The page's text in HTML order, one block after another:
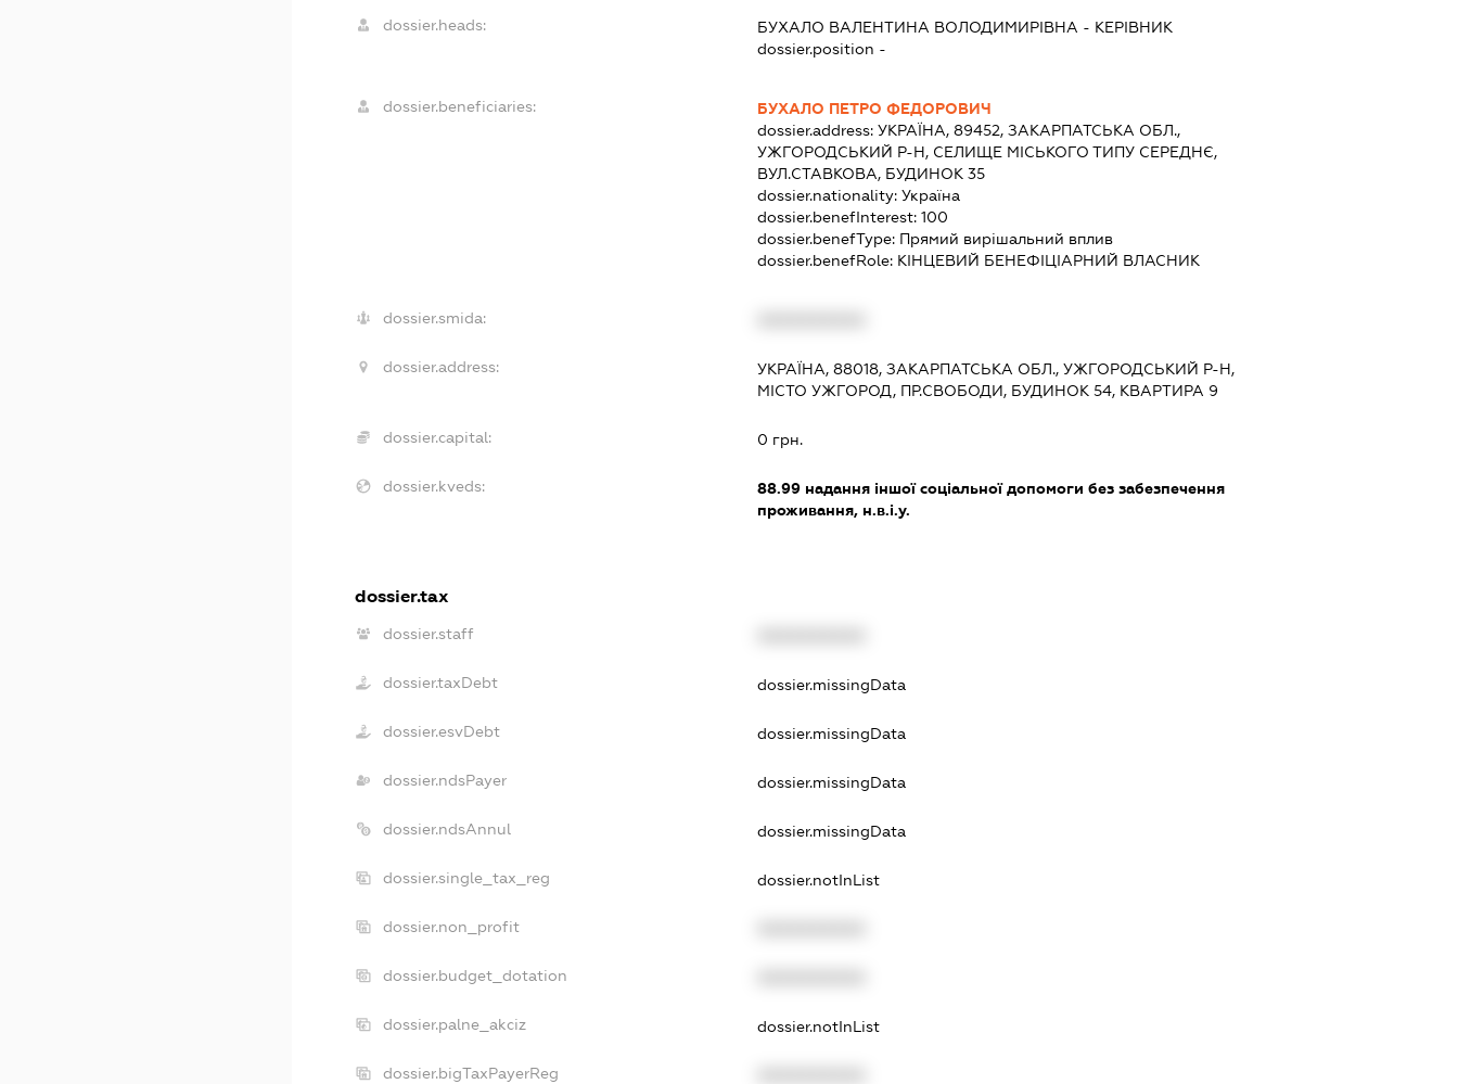
dossier.heads: БУХАЛО ВАЛЕНТИНА ВОЛОДИМИРІВНА - КЕРІВНИК
dossier.position -
dossier.beneficiaries:
БУХАЛО ПЕТРО ФЕДОРОВИЧ
dossier.address: УКРАЇНА, 89452, ЗАКАРПАТСЬКА ОБЛ.,
УЖГОРОДСЬКИЙ Р-Н, СЕЛИЩЕ МІСЬКОГО ТИПУ СЕРЕДНЄ,
ВУЛ.СТАВКОВА, БУДИНОК 35
dossier.nationality: Україна
dossier.benefInterest: 100
dossier.benefType: Прямий вирішальний вплив
dossier.benefRole: КІНЦЕВИЙ БЕНЕФІЦІАРНИЙ ВЛАСНИК
dossier.smida:
dossier.address:
УКРАЇНА, 88018, ЗАКАРПАТСЬКА ОБЛ., УЖГОРОДСЬКИЙ Р-Н,
МІСТО УЖГОРОД, ПР.СВОБОДИ, БУДИНОК 54, КВАРТИРА 9
dossier.capital: 0 грн.
dossier.kveds: 88.99 надання іншої соціальної допомоги без забезпечення
проживання, н.в.і.у.
dossier.tax
dossier.staff
dossier.taxDebt dossier.missingData
dossier.esvDebt dossier.missingData
dossier.ndsPayer dossier.missingData
dossier.ndsAnnul dossier.missingData
dossier.single_tax_reg dossier.notInList
dossier.non_profit
dossier.budget_dotation
dossier.palne_akciz dossier.notInList
dossier.bigTaxPayerReg